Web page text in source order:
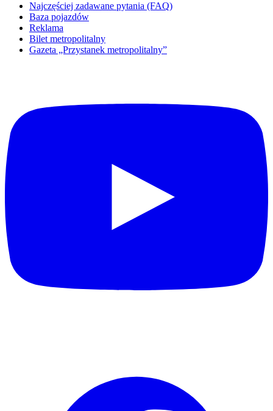
Najczęściej zadawane pytania (FAQ)
Baza pojazdów
Reklama
Bilet metropolitalny
Gazeta „Przystanek metropolitalny”